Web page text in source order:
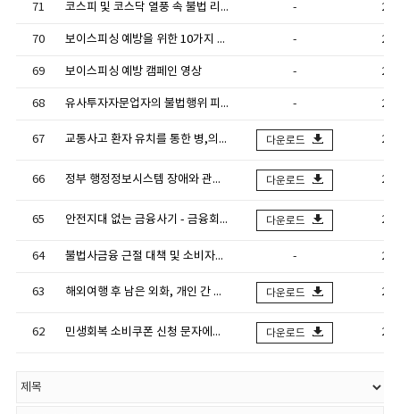
71 코스피 및 코스닥 열풍 속 불법 리딩방 주의 -
70 보이스피싱 예방을 위한 10가지 안전 수칙 -
69 보이스피싱 예방 캠페인 영상 -
68 유사투자자문업자의 불법행위 피해신고 -
67 교통사고 환자 유치를 통한 병,의원의 자동차 보험사기! 브로커의 은밀한 제안에는 단호하게 거절하세요. 다운로드
66 정부 행정정보시스템 장애와 관련한 금융회사 사칭 스미싱을 주의하세요! 다운로드
65 안전지대 없는 금융사기 - 금융회사 사칭 홈페이지 ．이메일 주의하세요! 다운로드
64 불법사금융 근절 대책 및 소비자피해 예방안내 -
63 해외여행 후 남은 외화, 개인 간 온라인 거래 플랫폼에서 원화로 바꾸면 보이스피싱 범죄자금 세탁에 연루될 수 있습니다.!! 다운로드
62 민생회복 소비쿠폰 신청 문자에는 인터넷주소(URL)가 없습니다. 절대 클릭하지 마세요!! 다운로드